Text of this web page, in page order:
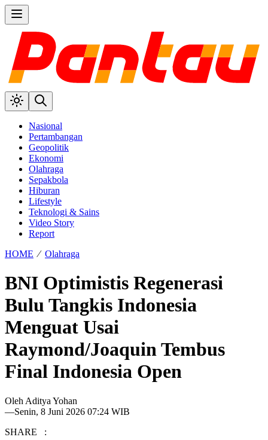
Nasional
Pertambangan
Geopolitik
Ekonomi
Olahraga
Sepakbola
Hiburan
Lifestyle
Teknologi & Sains
Video Story
Report
HOME ⁄ Olahraga
BNI Optimistis Regenerasi
Bulu Tangkis Indonesia
Menguat Usai
Raymond/Joaquin Tembus
Final Indonesia Open
Oleh Aditya Yohan
—Senin, 8 Juni 2026 07:24 WIB
SHARE :